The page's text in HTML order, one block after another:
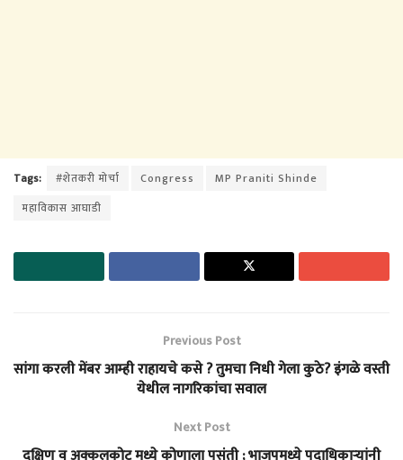
Tags: #शेतकरी मोर्चा Congress
MP Praniti Shinde
महाविकास आघाडी
Previous Post
सांगा करली मेंबर आम्ही राहायचे कसे ? तुमचा निधी गेला कुठे? इंगळे वस्ती
येथील नागरिकांचा सवाल
Next Post